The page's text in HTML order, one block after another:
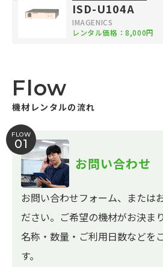
ISD-U104A
IMAGENICS
レンタル価格：8,000円
Flow
機材レンタルの流れ
FLOW
01
お問い合わせ
お問い合わせフォーム、または
ださい。ご希望の機材がお決ま
名称・数量・ご利用日数などを
す。